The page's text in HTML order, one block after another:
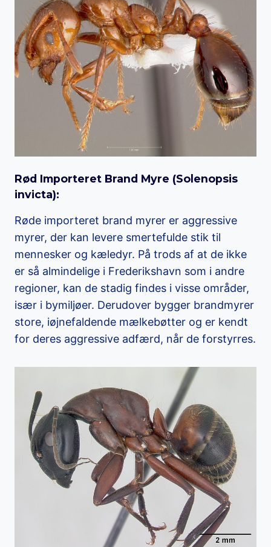
Rød Importeret Brand Myre (Solenopsis
invicta):
Røde importeret brand myrer er aggressive
myrer, der kan levere smertefulde stik til
mennesker og kæledyr. På trods af at de ikke
er så almindelige i Frederikshavn som i andre
regioner, kan de stadig findes i visse områder,
især i bymiljøer. Derudover bygger brandmyrer
store, iøjnefaldende mælkebøtter og er kendt
for deres aggressive adfærd, når de forstyrres.